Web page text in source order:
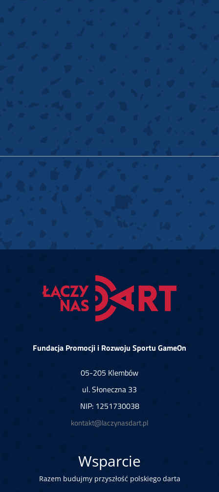
Fundacja Promocji i Rozwoju Sportu GameOn
05-205 Klembów
ul. Słoneczna 33
NIP: 1251730038
kontakt@laczynasdart.pl
Wsparcie
Razem budujmy przyszłość polskiego darta